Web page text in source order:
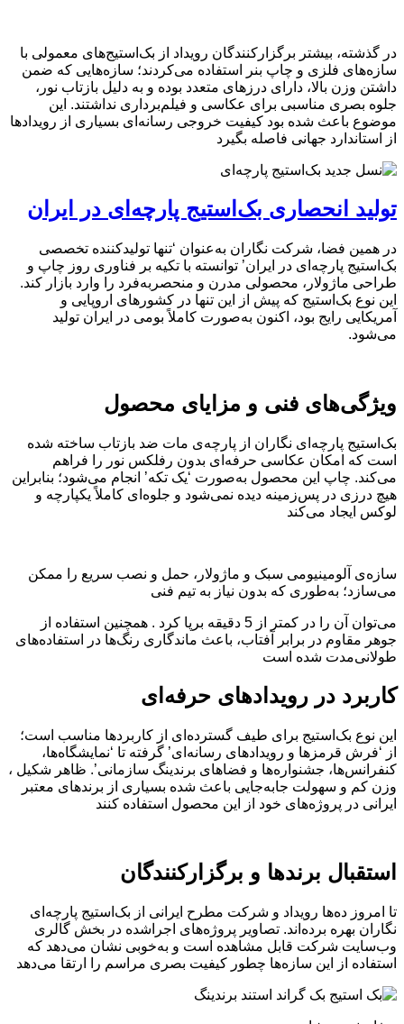
در گذشته، بیشتر برگزارکنندگان رویداد از بک‌استیج‌های معمولی با
سازه‌های فلزی و چاپ بنر استفاده می‌کردند؛ سازه‌هایی که ضمن
داشتن وزن بالا، دارای درزهای متعدد بوده و به دلیل بازتاب نور،
جلوه بصری مناسبی برای عکاسی و فیلم‌برداری نداشتند. این
موضوع باعث شده بود کیفیت خروجی رسانه‌ای بسیاری از رویدادها
از استاندارد جهانی فاصله بگیرد
تولید انحصاری بک‌استیج پارچه‌ای در ایران
در همین فضا، شرکت نگاران به‌عنوان ‘تنها تولیدکننده تخصصی
بک‌استیج پارچه‌ای در ایران’ توانسته با تکیه بر فناوری روز چاپ و
طراحی ماژولار، محصولی مدرن و منحصربه‌فرد را وارد بازار کند.
این نوع بک‌استیج که پیش از این تنها در کشورهای اروپایی و
آمریکایی رایج بود، اکنون به‌صورت کاملاً بومی در ایران تولید
می‌شود.
ویژگی‌های فنی و مزایای محصول
بک‌استیج پارچه‌ای نگاران از پارچه‌ی مات ضد بازتاب ساخته شده
است که امکان عکاسی حرفه‌ای بدون رفلکس نور را فراهم
می‌کند. چاپ این محصول به‌صورت ‘یک‌ تکه’ انجام می‌شود؛ بنابراین
هیچ درزی در پس‌زمینه دیده نمی‌شود و جلوه‌ای کاملاً یکپارچه و
لوکس ایجاد می‌کند
سازه‌ی آلومینیومی سبک و ماژولار، حمل و نصب سریع را ممکن
می‌سازد؛ به‌طوری که بدون نیاز به تیم فنی
می‌توان آن را در کمتر از 5 دقیقه برپا کرد . همچنین استفاده از
جوهر مقاوم در برابر آفتاب، باعث ماندگاری رنگ‌ها در استفاده‌های
طولانی‌مدت شده است
کاربرد در رویدادهای حرفه‌ای
این نوع بک‌استیج برای طیف گسترده‌ای از کاربردها مناسب است؛
از ‘فرش قرمزها و رویدادهای رسانه‌ای’ گرفته تا ‘نمایشگاه‌ها،
کنفرانس‌ها، جشنواره‌ها و فضاهای برندینگ سازمانی’. ظاهر شکیل ،
وزن کم و سهولت جابه‌جایی باعث شده بسیاری از برندهای معتبر
ایرانی در پروژه‌های خود از این محصول استفاده کنند
استقبال برندها و برگزارکنندگان
تا امروز ده‌ها رویداد و شرکت مطرح ایرانی از بک‌استیج پارچه‌ای
نگاران بهره برده‌اند. تصاویر پروژه‌های اجراشده در بخش گالری
وب‌سایت شرکت قابل مشاهده است و به‌خوبی نشان می‌دهد که
استفاده از این سازه‌ها چطور کیفیت بصری مراسم را ارتقا می‌دهد